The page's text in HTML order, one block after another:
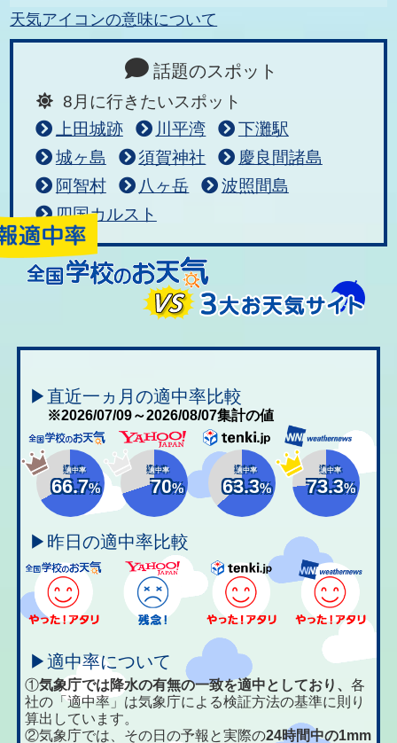
天気アイコンの意味について
話題のスポット
8月に行きたいスポット
上田城跡
川平湾
下灘駅
城ヶ島
須賀神社
慶良間諸島
阿智村
八ヶ岳
波照間島
四国カルスト
▶直近一ヵ月の適中率比較
※2026/07/09～2026/08/07集計の値
適中率
66.7%
適中率
70%
適中率
63.3%
適中率
73.3%
▶昨日の適中率比較
▶適中率について
①気象庁では降水の有無の一致を適中としており、各
社の「適中率」は気象庁による検証方法の基準に則り
算出しています。
②気象庁では、その日の予報と実際の24時間中の1mm